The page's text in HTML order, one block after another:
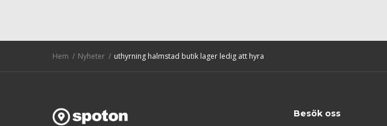
Hem Nyheter uthyrning halmstad butik lager ledig att hyra
Besök oss